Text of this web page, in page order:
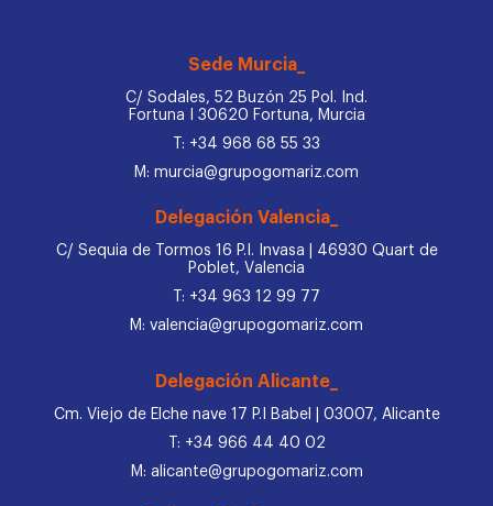
Sede Murcia_
C/ Sodales, 52 Buzón 25 Pol. Ind.
Fortuna I 30620 Fortuna, Murcia
T: +34 968 68 55 33
M: murcia@grupogomariz.com
Delegación Valencia_
C/ Sequia de Tormos 16 P.I. Invasa | 46930 Quart de
Poblet, Valencia
T: +34 963 12 99 77
M: valencia@grupogomariz.com
Delegación Alicante_
Cm. Viejo de Elche nave 17 P.I Babel | 03007, Alicante
T: +34 966 44 40 02
M: alicante@grupogomariz.com